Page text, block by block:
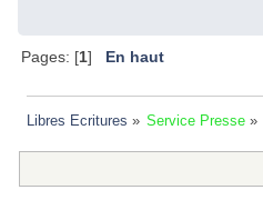
Pages: [1] En haut
Libres Ecritures » Service Presse»